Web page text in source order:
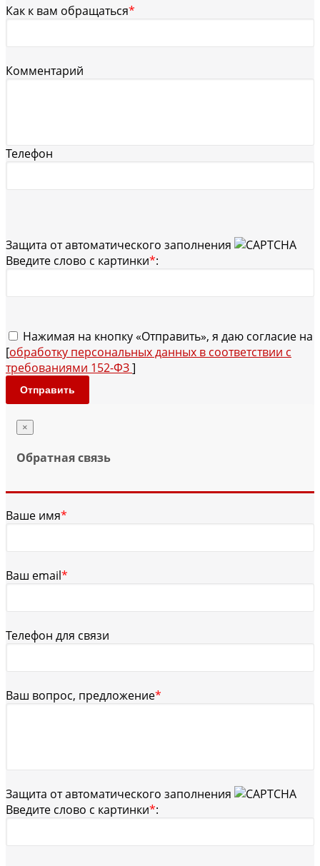
Как к вам обращаться*
Комментарий
Телефон
Защита от автоматического заполнения
Введите слово с картинки*:
Нажимая на кнопку «Отправить», я даю согласие на
[обработку персональных данных в соответствии с
требованиями 152-ФЗ]
Отправить
×
Обратная связь
Ваше имя*
Ваш email*
Телефон для связи
Ваш вопрос, предложение*
Защита от автоматического заполнения
Введите слово с картинки*: